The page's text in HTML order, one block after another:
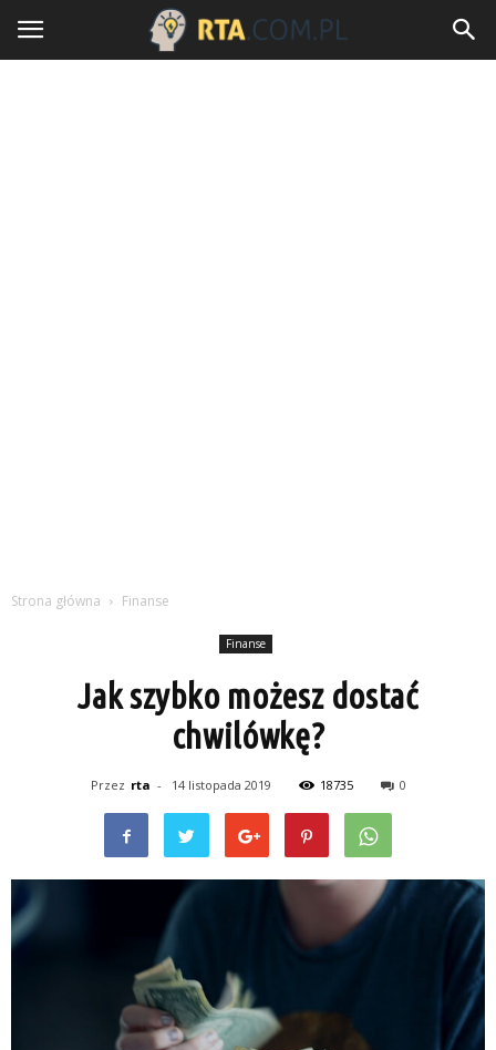
Strona główna Finanse
Finanse
Jak szybko możesz dostać
chwilówkę?
Przez rta - 14 listopada 2019 18735 0